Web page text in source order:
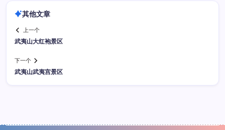
其他文章
上一个
武夷山大红袍景区
下一个
武夷山武夷宫景区